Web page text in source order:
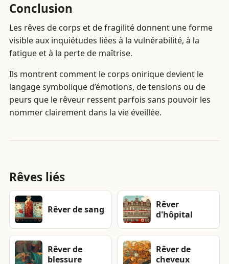
Conclusion
Les rêves de corps et de fragilité donnent une forme
visible aux inquiétudes liées à la vulnérabilité, à la
fatigue et à la perte de maîtrise.
Ils montrent comment le corps onirique devient le
langage symbolique d’émotions, de tensions ou de
peurs que le rêveur ressent parfois sans pouvoir les
nommer clairement dans la vie éveillée.
Rêves liés
Rêver de sang
Rêver
d'hôpital
Rêver de
blessure
Rêver de
cheveux